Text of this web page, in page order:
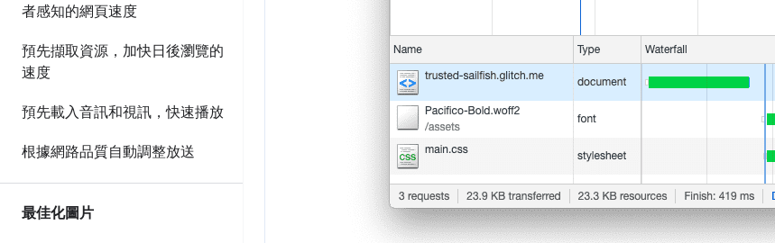
者感知的網頁速度
預先擷取資源，加快日後瀏覽的
速度
預先載入音訊和視訊，快速播放
根據網路品質自動調整放送
最佳化圖片